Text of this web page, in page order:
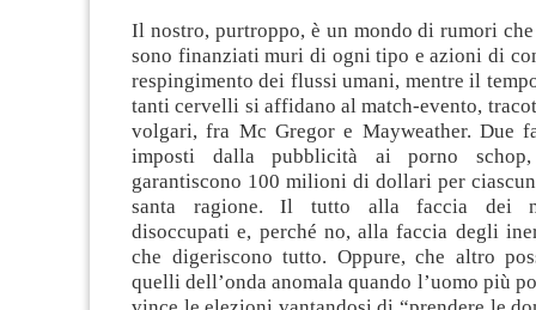
Il nostro, purtroppo, è un mondo di rumori
sono finanziati muri di ogni tipo e azioni di
respingimento dei flussi umani, mentre il
tanti cervelli si affidano al match-evento,
volgari, fra Mc Gregor e Mayweather. Due
imposti dalla pubblicità ai porno
garantiscono 100 milioni di dollari per
santa ragione. Il tutto alla faccia dei
disoccupati e, perché no, alla faccia degli
che digeriscono tutto. Oppure, che altro
quelli dell’onda anomala quando l’uomo più